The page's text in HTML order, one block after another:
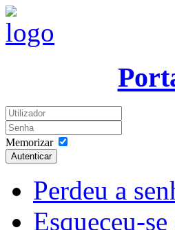
Memorizar
Autenticar
Perdeu a
Esqueceu-